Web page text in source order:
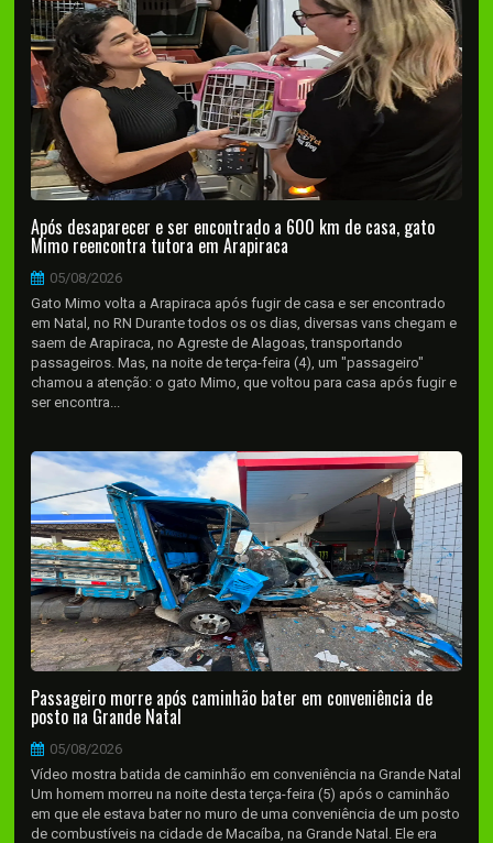
Após desaparecer e ser encontrado a 600 km de casa, gato
Mimo reencontra tutora em Arapiraca
05/08/2026
Gato Mimo volta a Arapiraca após fugir de casa e ser encontrado
em Natal, no RN Durante todos os os dias, diversas vans chegam e
saem de Arapiraca, no Agreste de Alagoas, transportando
passageiros. Mas, na noite de terça-feira (4), um "passageiro"
chamou a atenção: o gato Mimo, que voltou para casa após fugir e
ser encontra...
Passageiro morre após caminhão bater em conveniência de
posto na Grande Natal
05/08/2026
Vídeo mostra batida de caminhão em conveniência na Grande Natal
Um homem morreu na noite desta terça-feira (5) após o caminhão
em que ele estava bater no muro de uma conveniência de um posto
de combustíveis na cidade de Macaíba, na Grande Natal. Ele era